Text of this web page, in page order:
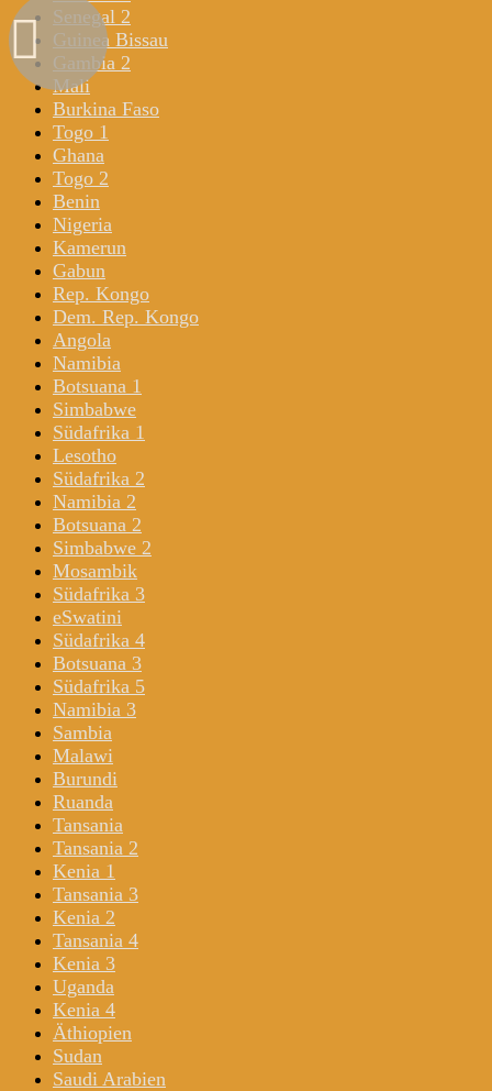
Senegal 2
Guinea Bissau
Gambia 2
Mali
Burkina Faso
Togo 1
Ghana
Togo 2
Benin
Nigeria
Kamerun
Gabun
Rep. Kongo
Dem. Rep. Kongo
Angola
Namibia
Botsuana 1
Simbabwe
Südafrika 1
Lesotho
Südafrika 2
Namibia 2
Botsuana 2
Simbabwe 2
Mosambik
Südafrika 3
eSwatini
Südafrika 4
Botsuana 3
Südafrika 5
Namibia 3
Sambia
Malawi
Burundi
Ruanda
Tansania
Tansania 2
Kenia 1
Tansania 3
Kenia 2
Tansania 4
Kenia 3
Uganda
Kenia 4
Äthiopien
Sudan
Saudi Arabien